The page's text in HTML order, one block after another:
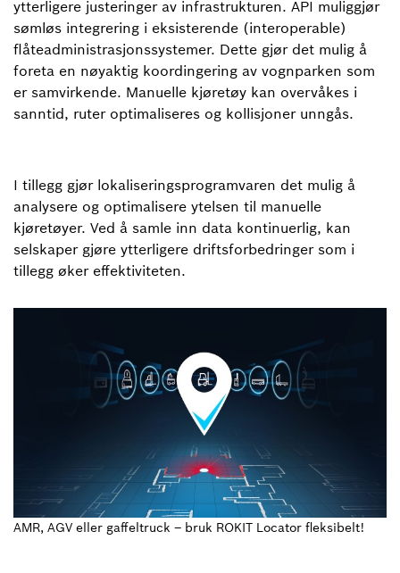
ytterligere justeringer av infrastrukturen. API muliggjør
sømløs integrering i eksisterende (interoperable)
flåteadministrasjonssystemer. Dette gjør det mulig å
foreta en nøyaktig koordingering av vognparken som
er samvirkende. Manuelle kjøretøy kan overvåkes i
sanntid, ruter optimaliseres og kollisjoner unngås.
I tillegg gjør lokaliseringsprogramvaren det mulig å
analysere og optimalisere ytelsen til manuelle
kjøretøyer. Ved å samle inn data kontinuerlig, kan
selskaper gjøre ytterligere driftsforbedringer som i
tillegg øker effektiviteten.
AMR, AGV eller gaffeltruck – bruk ROKIT Locator fleksibelt!